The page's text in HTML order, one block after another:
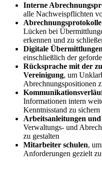
Interne
alle Nachweispflichten
Lücken bei
erkennen und zu
Digitale
einschließlich der
Rücksprache mit der
Vereinigung, um
Abrechnungspositionen
Informationen intern
Kenntnisstand zu sichern
Arbeitsanleitungen
Verwaltungs- und
zu gestalten
Mitarbeiter schulen,
Anforderungen gezielt